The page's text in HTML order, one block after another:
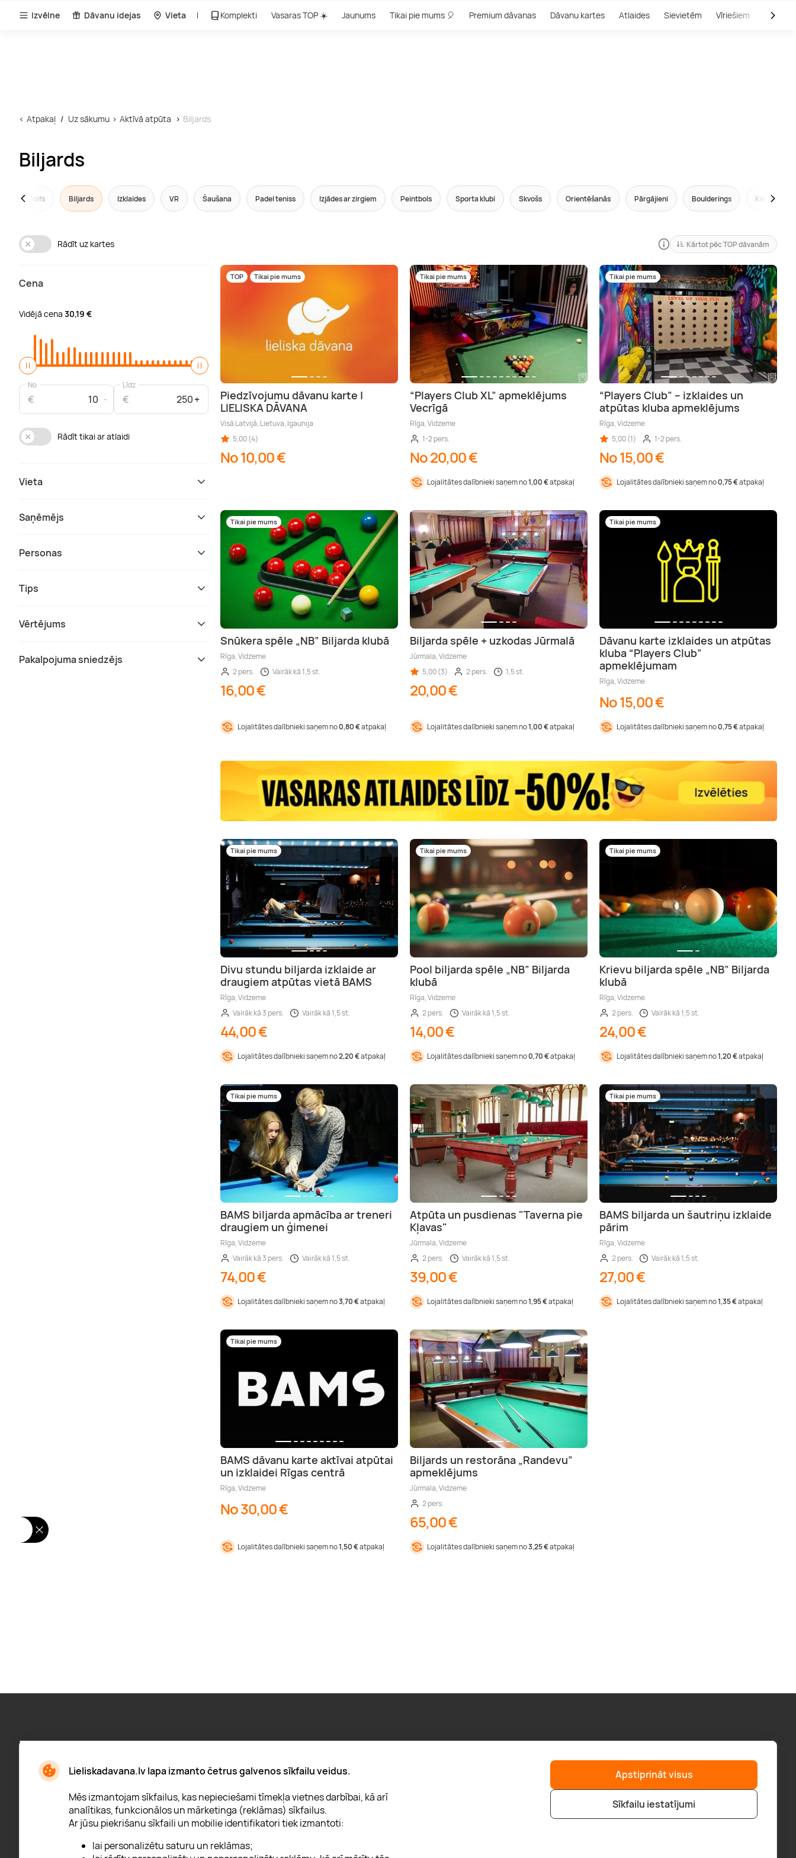
Lieliskadavana.lv lapa izmanto četrus galvenos sīkfailu veidus.
Mēs izmantojam sīkfailus, kas nepieciešami tīmekļa vietnes darbībai, kā arī
analītikas, funkcionālos un mārketinga (reklāmas) sīkfailus.
Ar jūsu piekrišanu sīkfaili un mobilie identifikatori tiek izmantoti:
lai personalizētu saturu un reklāmas;
Apstiprināt visus
Sīkfailu iestatījumi
Izvēlne Dāvanu idejas Vieta Komplekti Vasaras TOP ☀️ Jaunums Tikai pie mums 🎈 Premium dāvanas Dāvanu kartes Atlaides Sievietēm Vīriešiem Outlet
Atpakaļ Uz sākumu Aktīvā atpūta Biljards
Biljards
Golfs Biljards Izklaides VR Šaušana Padel teniss Izjādes ar zirgiem Peintbols Sporta klubi Skvošs Orientēšanās Pārgājieni Boulderings Kērlings
Rādīt uz kartes Kārtot pēc TOP dāvanām
Cena
Vidējā cena 30,19 €
No
€
Līdz
€
Rādīt tikai ar atlaidi
Vieta
Saņēmējs
Personas
Tips
Vērtējums
Pakalpojuma sniedzējs
TOP Tikai pie mums
Piedzīvojumu dāvanu karte |
LIELISKA DĀVANA
Visā Latvijā, Lietuva, Igaunija
5,00 (4)
No 10,00 €
Tikai pie mums
“Players Club XL” apmeklējums
Vecrīgā
Rīga, Vidzeme
1-2 pers.
No 20,00 €
Lojalitātes dalībnieki saņem no1,00 €atpakaļ
Tikai pie mums
“Players Club” – izklaides un
atpūtas kluba apmeklējums
Rīga, Vidzeme
5,00 (1)
1-2 pers.
No 15,00 €
Lojalitātes dalībnieki saņem no0,75 €atpakaļ
Tikai pie mums
Snūkera spēle „NB” Biljarda klubā
Rīga, Vidzeme
2 pers.
Vairāk kā 1,5 st.
16,00 €
Lojalitātes dalībnieki saņem no0,80 €atpakaļ
Biljarda spēle + uzkodas Jūrmalā
Jūrmala, Vidzeme
5,00 (3)
2 pers. 1,5 st.
20,00 €
Lojalitātes dalībnieki saņem no1,00 €atpakaļ
Tikai pie mums
Dāvanu karte izklaides un atpūtas
kluba “Players Club”
apmeklējumam
Rīga, Vidzeme
No 15,00 €
Lojalitātes dalībnieki saņem no0,75 €atpakaļ
Tikai pie mums
Divu stundu biljarda izklaide ar
draugiem atpūtas vietā BAMS
Rīga, Vidzeme
Vairāk kā 3 pers.
Vairāk kā 1,5 st.
44,00 €
Lojalitātes dalībnieki saņem no2,20 €atpakaļ
Tikai pie mums
Pool biljarda spēle „NB” Biljarda
klubā
Rīga, Vidzeme
2 pers.
Vairāk kā 1,5 st.
14,00 €
Lojalitātes dalībnieki saņem no0,70 €atpakaļ
Tikai pie mums
Krievu biljarda spēle „NB” Biljarda
klubā
Rīga, Vidzeme
2 pers.
Vairāk kā 1,5 st.
24,00 €
Lojalitātes dalībnieki saņem no1,20 €atpakaļ
Tikai pie mums
BAMS biljarda apmācība ar treneri
draugiem un ģimenei
Rīga, Vidzeme
Vairāk kā 3 pers.
Vairāk kā 1,5 st.
74,00 €
Lojalitātes dalībnieki saņem no3,70 €atpakaļ
Atpūta un pusdienas "Taverna pie
Kļavas"
Jūrmala, Vidzeme
2 pers.
Vairāk kā 1,5 st.
39,00 €
Lojalitātes dalībnieki saņem no1,95 €atpakaļ
Tikai pie mums
BAMS biljarda un šautriņu izklaide
pārim
Rīga, Vidzeme
2 pers.
Vairāk kā 1,5 st.
27,00 €
Lojalitātes dalībnieki saņem no1,35 €atpakaļ
Tikai pie mums
BAMS dāvanu karte aktīvai atpūtai
un izklaidei Rīgas centrā
Rīga, Vidzeme
No 30,00 €
Lojalitātes dalībnieki saņem no1,50 €atpakaļ
Biljards un restorāna „Randevu”
apmeklējums
Jūrmala, Vidzeme
2 pers.
65,00 €
Lojalitātes dalībnieki saņem no3,25 €atpakaļ
Pieraksties jaunumiem:
Jaunumi, atlaižu paziņojumi un daudz kas cits
* Esmu iepazinies/usies arprivātuma politiku
Par "Lieliska dāvana" Palīdzība
Piegāde
Pirkt veikalā
“GERA DOVANA” GRUPA
geradovana.lt
bookitnow.lt